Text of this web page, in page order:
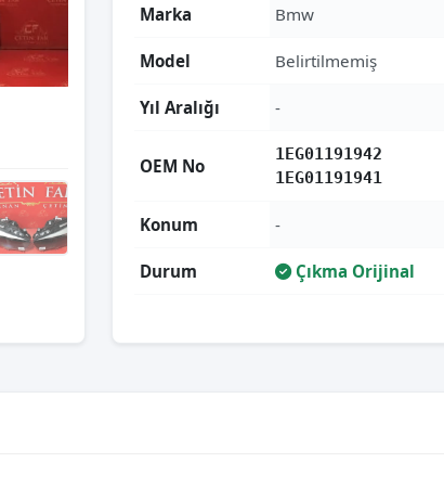
Marka Bmw
Model Belirtilmemiş
Yıl Aralığı -
OEM No
1EG01191942
1EG01191941
Konum -
Durum Çıkma Orijinal